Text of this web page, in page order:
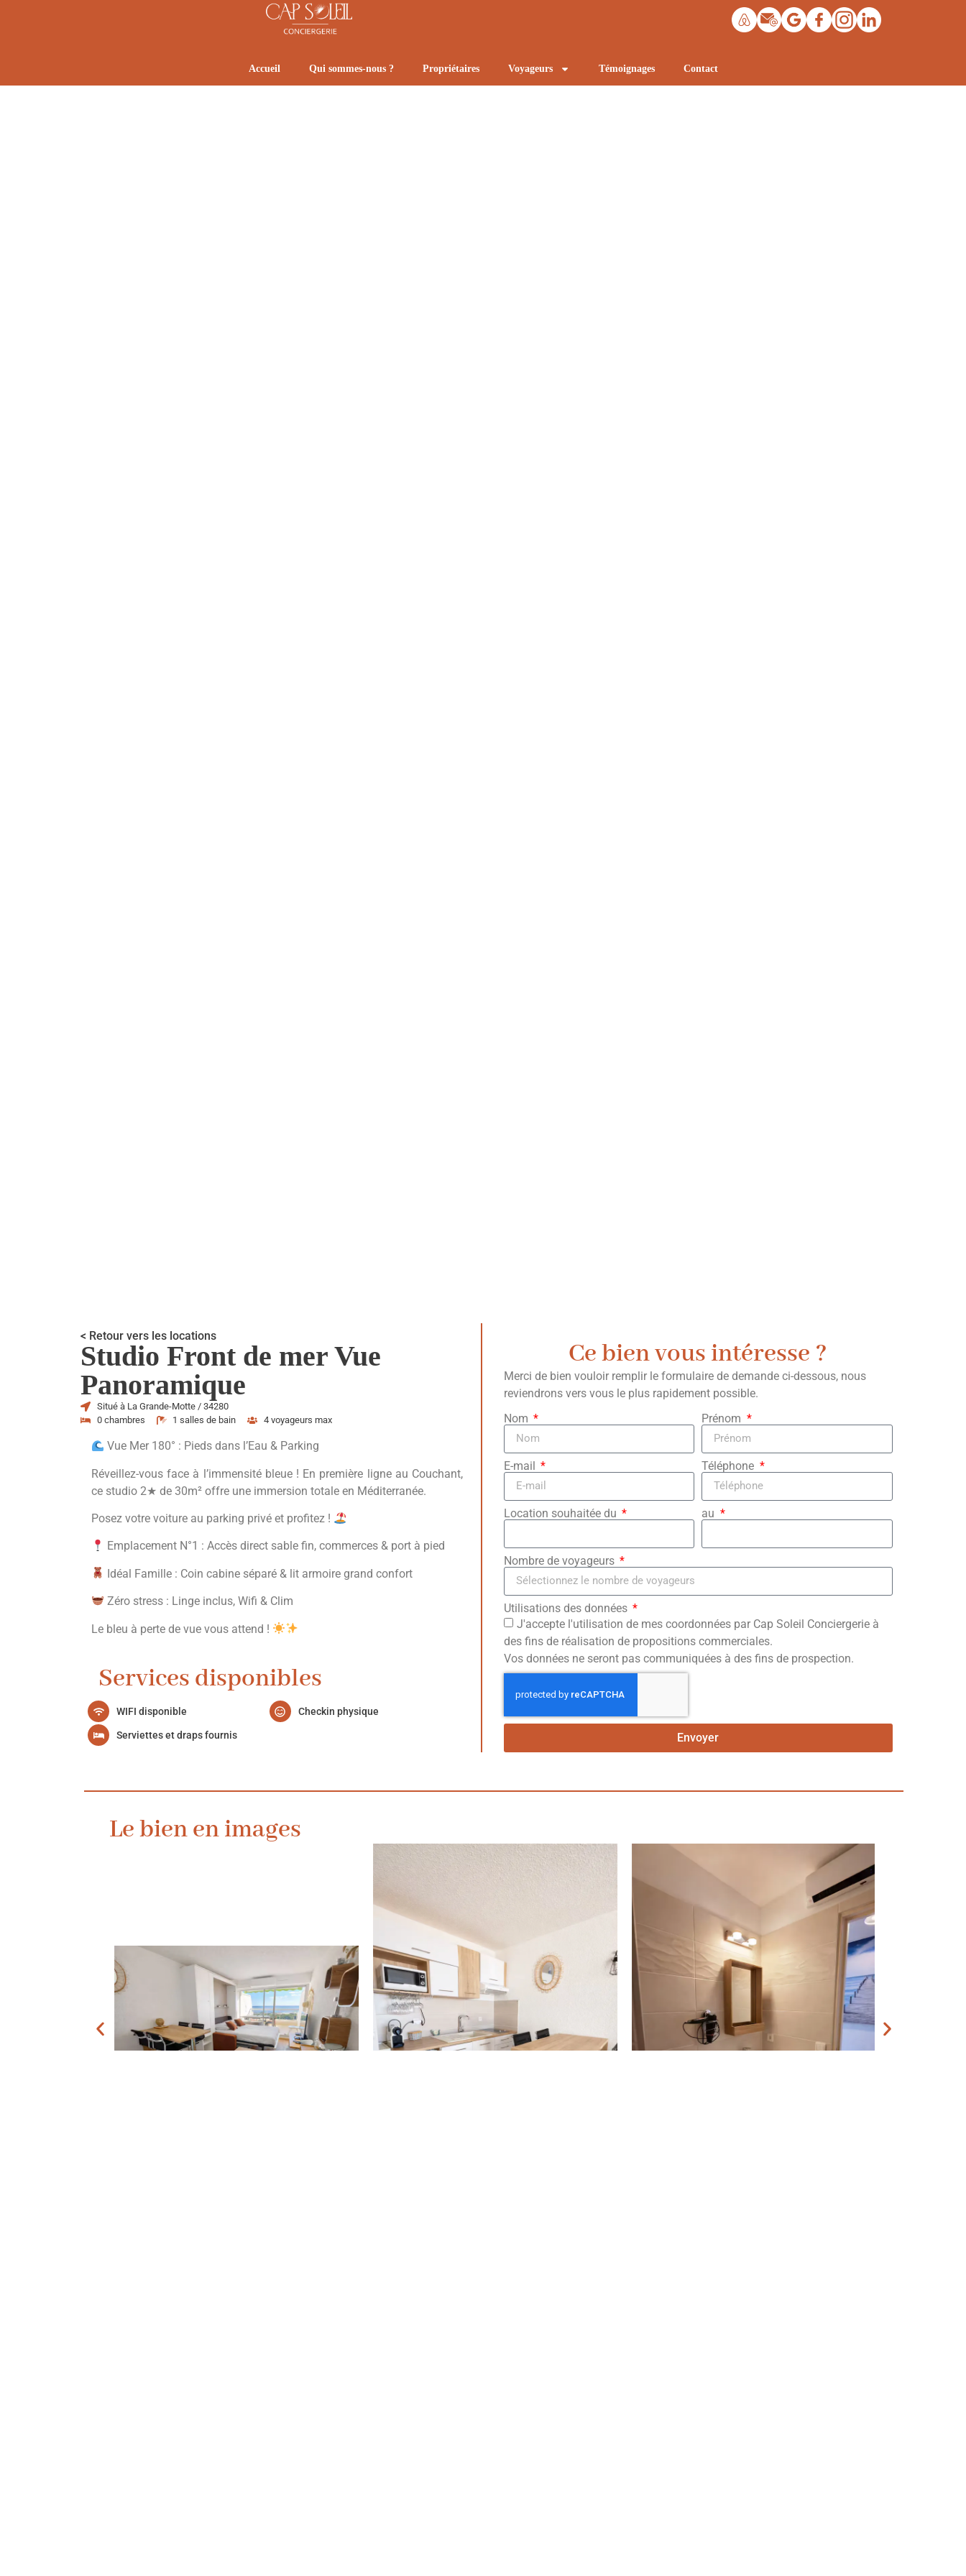
Accueil Qui sommes-nous ? Propriétaires Voyageurs Témoignages Contact
< Retour vers les locations
Studio Front de mer Vue
Panoramique
Situé à La Grande-Motte / 34280
0 chambres
1 salles de bain 4 voyageurs max
Vue Mer 180° : Pieds dans l’Eau & Parking
Réveillez-vous face à l’immensité bleue ! En première ligne au Couchant,
ce studio 2★ de 30m² offre une immersion totale en Méditerranée.
Posez votre voiture au parking privé et profitez !
Emplacement N°1 : Accès direct sable fin, commerces & port à pied
Idéal Famille : Coin cabine séparé & lit armoire grand confort
Zéro stress : Linge inclus, Wifi & Clim
Le bleu à perte de vue vous attend !
Services disponibles
WIFI disponible Checkin physique
Serviettes et draps fournis
Ce bien vous intéresse ?
Merci de bien vouloir remplir le formulaire de demande ci-dessous, nous
reviendrons vers vous le plus rapidement possible.
Nom
Prénom
E-mail Téléphone
Location souhaitée du au
Nombre de voyageurs
Utilisations des données
J'accepte l'utilisation de mes coordonnées par Cap Soleil Conciergerie à
des fins de réalisation de propositions commerciales.
Vos données ne seront pas communiquées à des fins de prospection.
Envoyer
Le bien en images